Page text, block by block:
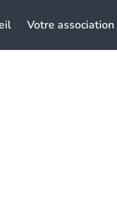
Votre association